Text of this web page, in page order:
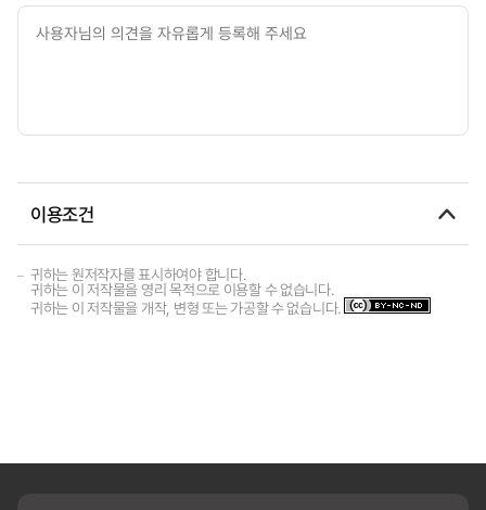
이용조건
귀하는 원저작자를 표시하여야 합니다.
귀하는 이 저작물을 영리 목적으로 이용할 수 없습니다.
귀하는 이 저작물을 개작, 변형 또는 가공할 수 없습니다.